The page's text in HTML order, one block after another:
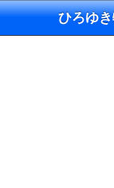
ひろゆ